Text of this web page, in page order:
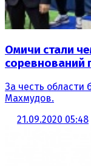
Омичи стали
соревнований
За честь
Махмудов.
21.09.2020 05:48